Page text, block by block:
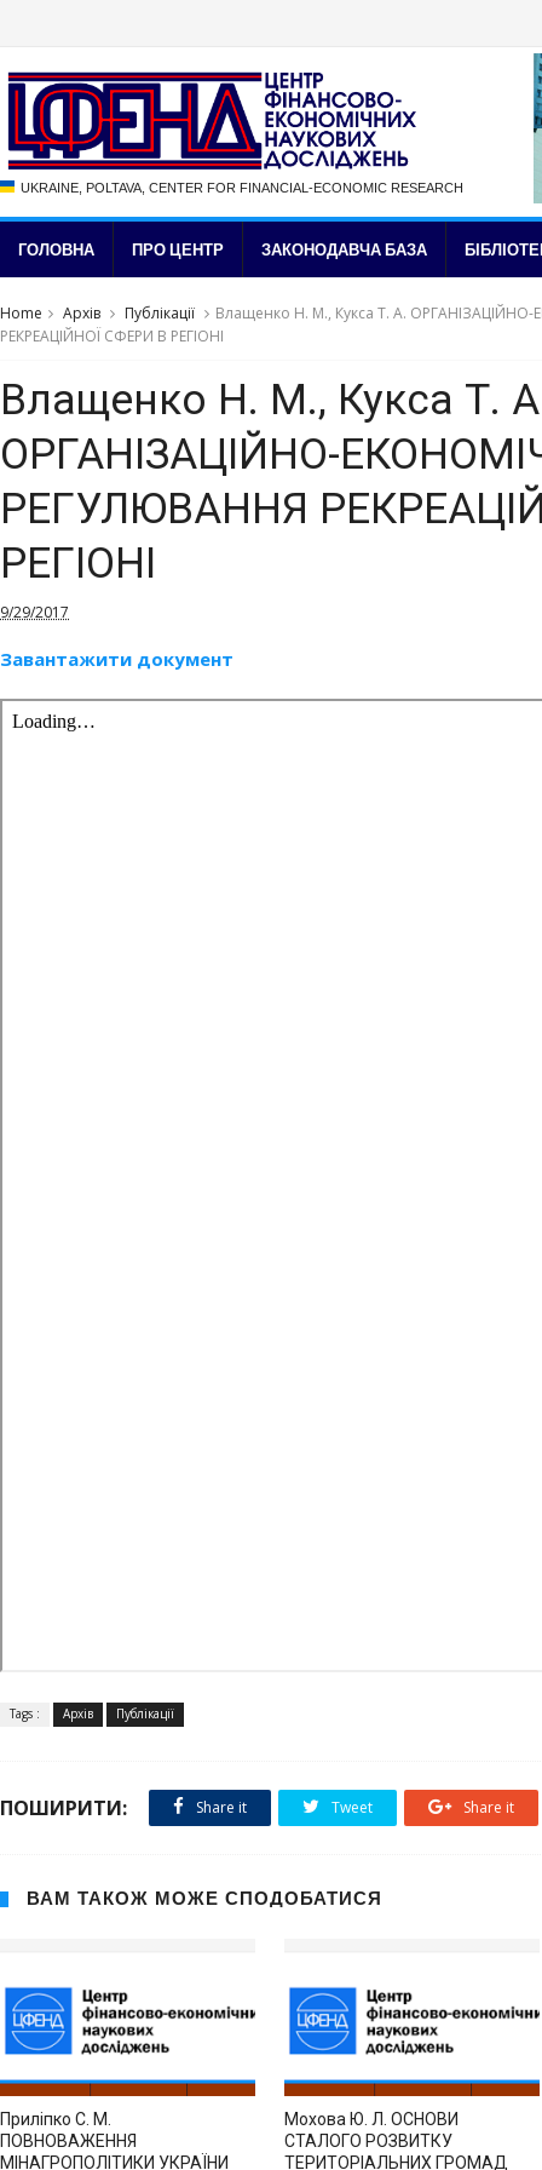
UKRAINE, POLTAVA, CENTER FOR FINANCIAL-ECONOMIC RESEARCH
ГОЛОВНА ПРО ЦЕНТР ЗАКОНОДАВЧА БАЗА
Home Архів Публікації
Влащенко Н. М., Кукса Т. А.
РЕКРЕАЦІЙНОЇ СФЕРИ В РЕГІОНІ
Влащенко Н. М., Кукса Т.
ОРГАНІЗАЦІЙНО-
РЕГУЛЮВАННЯ
РЕГІОНІ
9/29/2017
Завантажити документ
Tags : Архів Публікації
ПОШИРИТИ: Share it Tweet Share it
ВАМ ТАКОЖ МОЖЕ СПОДОБАТИСЯ
Приліпко С. М.
ПОВНОВАЖЕННЯ
МІНАГРОПОЛІТИКИ УКРАЇНИ
Мохова Ю. Л. ОСНОВИ
СТАЛОГО РОЗВИТКУ
ТЕРИТОРІАЛЬНИХ ГРОМАД